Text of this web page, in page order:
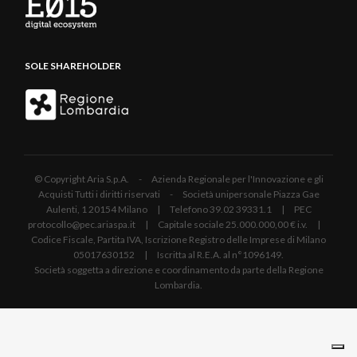
SOLE SHAREHOLDER
© Copyright Aria S.p.A. - Azienda Regionale per l'Innovazione e gli
Acquisti Tutti i diritti riservati - Società unipersonale Piazza Gae
Aulenti, 1 20154 Milano | Telefono 39.02 39331.1 | PEC
protocollo@pec.ariaspa.it | Capitale sociale 25.000.000,00 € i.v. |
Codice Fiscale, Partita IVA, Iscrizione Registro delle Imprese di Milano
05017630152 | Iscritta al R.E.A. al n°1096149.
Società soggetta a direzione e coordinamento da parte della Regione
Lombardia.